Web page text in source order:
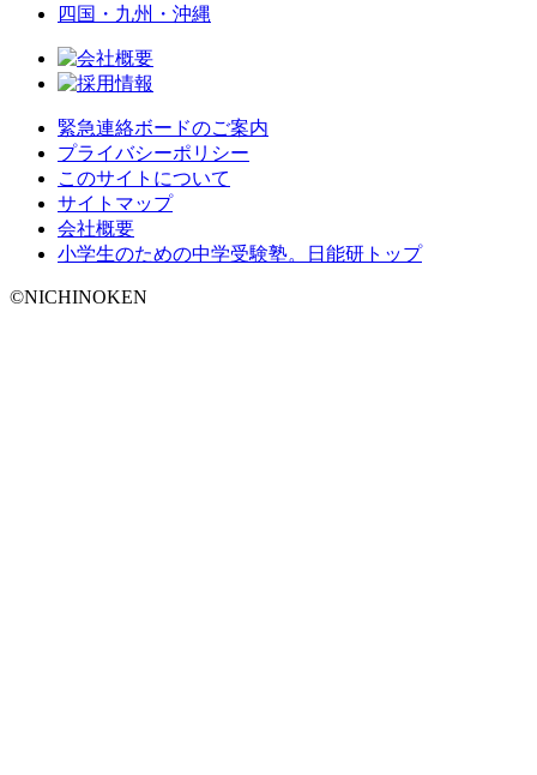
四国・九州・沖縄
緊急連絡ボードのご案内
プライバシーポリシー
このサイトについて
サイトマップ
会社概要
小学生のための中学受験塾。日能研トップ
©NICHINOKEN